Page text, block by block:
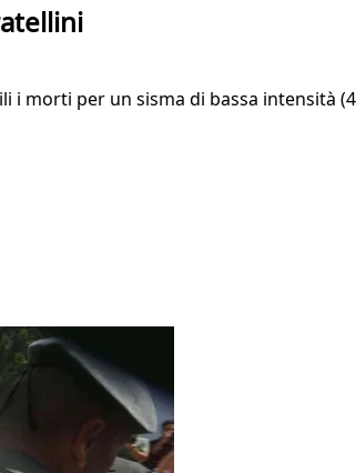
morti per un sisma di bassa intensità